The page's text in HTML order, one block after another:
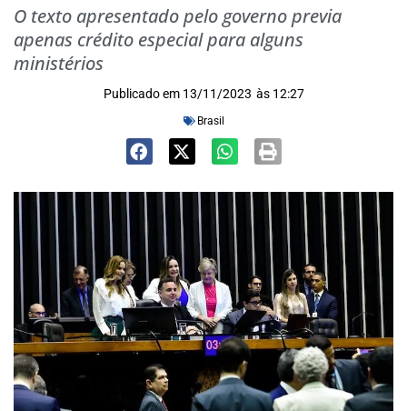
O texto apresentado pelo governo previa
apenas crédito especial para alguns
ministérios
Publicado em 13/11/2023 às 12:27
Brasil